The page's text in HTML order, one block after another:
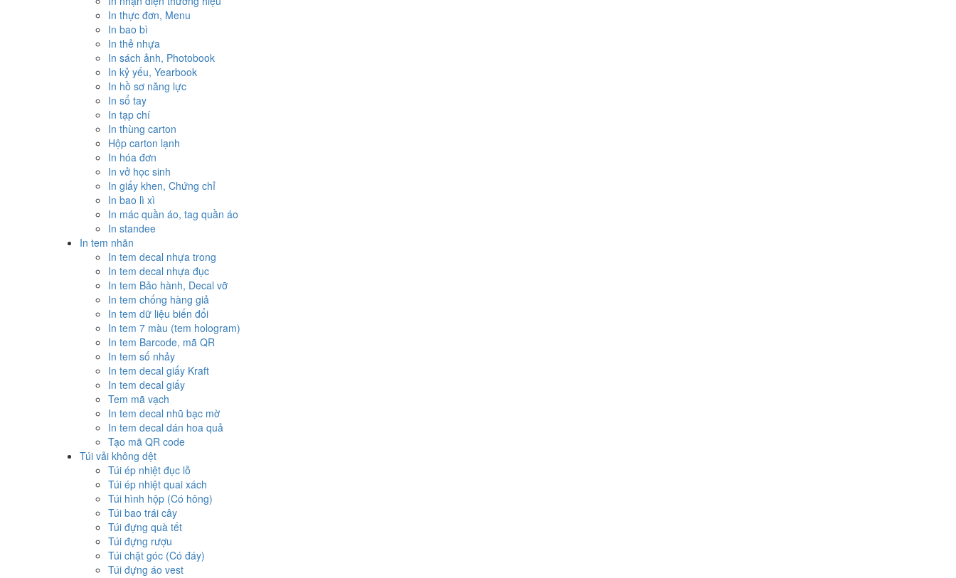
In thực đơn, Menu
In bao bì
In thẻ nhựa
In sách ảnh, Photobook
In kỷ yếu, Yearbook
In hồ sơ năng lực
In sổ tay
In tạp chí
In thùng carton
Hộp carton lạnh
In hóa đơn
In vở học sinh
In giấy khen, Chứng chỉ
In bao lì xì
In mác quần áo, tag quần áo
In standee
In tem nhãn
In tem decal nhựa trong
In tem decal nhựa đục
In tem Bảo hành, Decal vỡ
In tem chống hàng giả
In tem dữ liệu biến đổi
In tem 7 màu (tem hologram)
In tem Barcode, mã QR
In tem số nhảy
In tem decal giấy Kraft
In tem decal giấy
Tem mã vạch
In tem decal nhũ bạc mờ
In tem decal dán hoa quả
Tạo mã QR code
Túi vải không dệt
Túi ép nhiệt đục lỗ
Túi ép nhiệt quai xách
Túi hình hộp (Có hông)
Túi bao trái cây
Túi đựng quà tết
Túi đựng rượu
Túi chặt góc (Có đáy)
Túi đựng áo vest